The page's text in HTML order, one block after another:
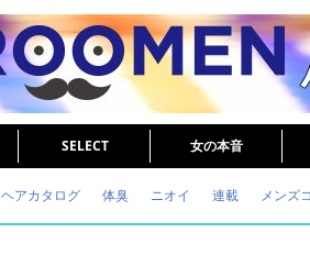
SELECT 女の本音
ヘアカタログ 体臭 ニオイ 連載 メンズ